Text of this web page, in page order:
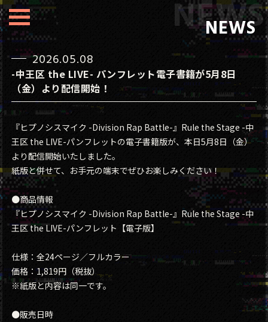
NEWS
2026.05.08
-中王区 the LIVE- パンフレット電子書籍が5月8日
（金）より配信開始！
『ヒプノシスマイク -Division Rap Battle-』Rule the Stage -中
王区 the LIVE-パンフレットの電子書籍版が、本日5月8日（金）
より配信開始いたしました。
紙版と併せて、お手元の端末でぜひお楽しみください！
●商品情報
『ヒプノシスマイク -Division Rap Battle-』Rule the Stage -中
王区 the LIVE-パンフレット【電子版】
仕様：全24ページ／フルカラー
価格：1,819円（税抜）
※紙版と内容は同一です。
●販売日時